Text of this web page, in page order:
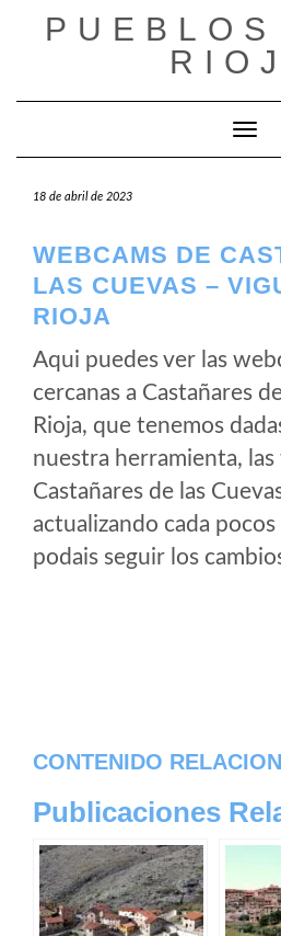
18 de abril de 2023
WEBCAMS DE
LAS CUEVAS –
RIOJA
Aqui puedes ver las
cercanas a Castañares
Rioja, que tenemos
nuestra herramienta, las
Castañares de las
actualizando cada
podais seguir los
CONTENIDO
Publicaciones